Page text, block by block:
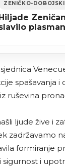
Hiljade
spašavanja i
ruševina
ljude žive i
zadržavamo
formiranje
sigurnost i